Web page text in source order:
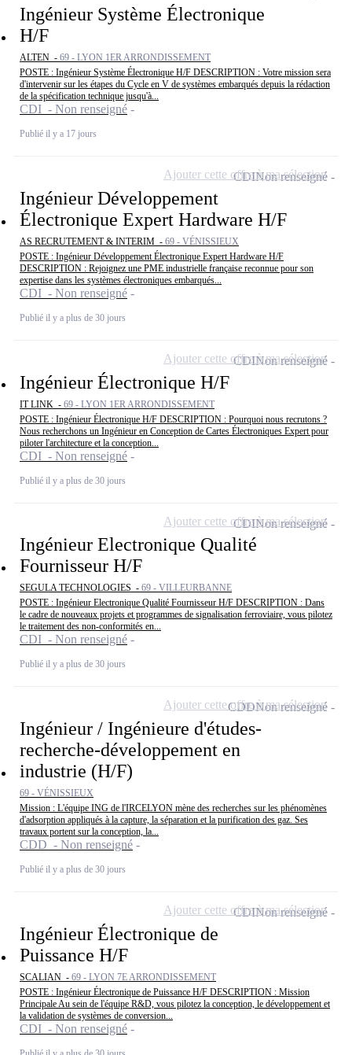
Ingénieur Système Électronique
H/F
ALTEN - 69 - LYON 1ER ARRONDISSEMENT
POSTE : Ingénieur Système Électronique H/F DESCRIPTION : Votre mission sera
d'intervenir sur les étapes du Cycle en V de systèmes embarqués depuis la rédaction
de la spécification technique jusqu'à...
CDI - Non renseigné
Publié il y a 17 jours
Ingénieur Développement
Électronique Expert Hardware H/F
AS RECRUTEMENT & INTERIM - 69 - VÉNISSIEUX
POSTE : Ingénieur Développement Électronique Expert Hardware H/F
DESCRIPTION : Rejoignez une PME industrielle française reconnue pour son
expertise dans les systèmes électroniques embarqués...
CDI - Non renseigné
Publié il y a plus de 30 jours
CDINon renseigné
Ajouter cette offre à ma sélection
Ingénieur Électronique H/F
IT LINK - 69 - LYON 1ER ARRONDISSEMENT
POSTE : Ingénieur Électronique H/F DESCRIPTION : Pourquoi nous recrutons ?
Nous recherchons un Ingénieur en Conception de Cartes Électroniques Expert pour
piloter l'architecture et la conception...
CDI - Non renseigné
Publié il y a plus de 30 jours
CDINon renseigné
Ajouter cette offre à ma sélection
Ingénieur Electronique Qualité
Fournisseur H/F
SEGULA TECHNOLOGIES - 69 - VILLEURBANNE
POSTE : Ingénieur Electronique Qualité Fournisseur H/F DESCRIPTION : Dans
le cadre de nouveaux projets et programmes de signalisation ferroviaire, vous pilotez
le traitement des non-conformités en...
CDI - Non renseigné
Publié il y a plus de 30 jours
CDINon renseigné
Ajouter cette offre à ma sélection
Ingénieur / Ingénieure d'études-
recherche-développement en
industrie (H/F)
69 - VÉNISSIEUX
Mission : L'équipe ING de l'IRCELYON mène des recherches sur les phénomènes
d'adsorption appliqués à la capture, la séparation et la purification des gaz. Ses
travaux portent sur la conception, la...
CDD - Non renseigné
Publié il y a plus de 30 jours
CDDNon renseigné
Ajouter cette offre à ma sélection
Ingénieur Électronique de
Puissance H/F
SCALIAN - 69 - LYON 7E ARRONDISSEMENT
POSTE : Ingénieur Électronique de Puissance H/F DESCRIPTION : Mission
Principale Au sein de l'équipe R&D, vous pilotez la conception, le développement et
la validation de systèmes de conversion...
CDI - Non renseigné
CDINon renseigné
Ajouter cette offre à ma sélection